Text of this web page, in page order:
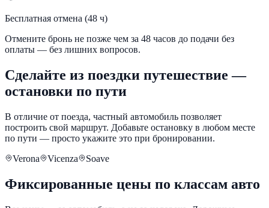
Бесплатная отмена (48 ч)
Отмените бронь не позже чем за 48 часов до подачи без
оплаты — без лишних вопросов.
Сделайте из поездки путешествие —
остановки по пути
В отличие от поезда, частный автомобиль позволяет
построить свой маршрут. Добавьте остановку в любом месте
по пути — просто укажите это при бронировании.
Verona
Vicenza Soave
Фиксированные цены по классам авто